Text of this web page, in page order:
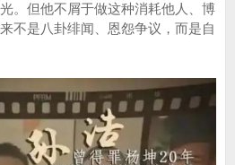
。但他不屑于做这种消耗他人、博
不是八卦绯闻、恩怨争议，而是自